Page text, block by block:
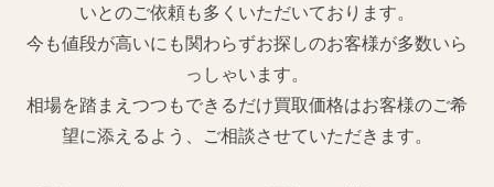
いとのご依頼も多くいただいております。
今も値段が高いにも関わらずお探しのお客様が多数いら
っしゃいます。
相場を踏まえつつもできるだけ買取価格はお客様のご希
望に添えるよう、ご相談させていただきます。